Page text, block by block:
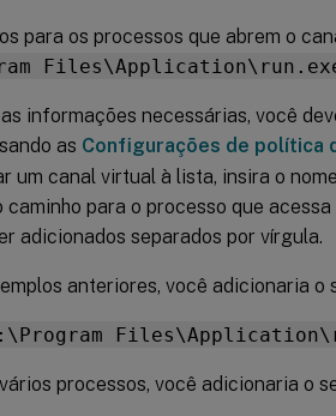
para os processos que abrem o
informações necessárias, você
as Configurações de política
um canal virtual à lista, insira o
caminho para o processo que
adicionados separados por vírgula.
anteriores, você adicionaria o
processos, você adicionaria o